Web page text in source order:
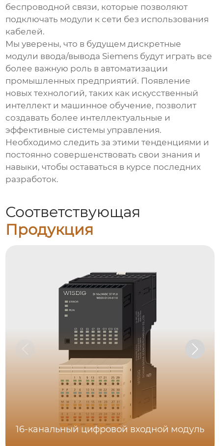
беспроводной связи, которые позволяют
подключать модули к сети без использования
кабелей.
Мы уверены, что в будущем дискретные
модули ввода/вывода Siemens будут играть все
более важную роль в автоматизации
промышленных предприятий. Появление
новых технологий, таких как искусственный
интеллект и машинное обучение, позволит
создавать более интеллектуальные и
эффективные системы управления.
Необходимо следить за этими тенденциями и
постоянно совершенствовать свои знания и
навыки, чтобы оставаться в курсе последних
разработок.
Соответствующая
Продукция
16-канальный цифровой входной модуль